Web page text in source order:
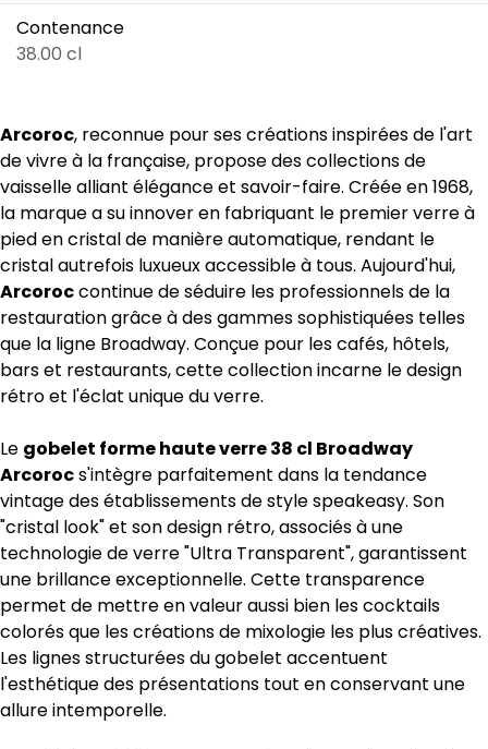
Contenance
38.00 cl
Arcoroc, reconnue pour ses créations inspirées de l'art
de vivre à la française, propose des collections de
vaisselle alliant élégance et savoir-faire. Créée en 1968,
la marque a su innover en fabriquant le premier verre à
pied en cristal de manière automatique, rendant le
cristal autrefois luxueux accessible à tous. Aujourd'hui,
Arcoroccontinue de séduire les professionnels de la
restauration grâce à des gammes sophistiquées telles
que la ligne Broadway. Conçue pour les cafés, hôtels,
bars et restaurants, cette collection incarne le design
rétro et l'éclat unique du verre.
Le gobelet forme haute verre 38 cl Broadway
Arcorocs'intègre parfaitement dans la tendance
vintage des établissements de style speakeasy. Son
"cristal look" et son design rétro, associés à une
technologie de verre "Ultra Transparent", garantissent
une brillance exceptionnelle. Cette transparence
permet de mettre en valeur aussi bien les cocktails
colorés que les créations de mixologie les plus créatives.
Les lignes structurées du gobelet accentuent
l'esthétique des présentations tout en conservant une
allure intemporelle.